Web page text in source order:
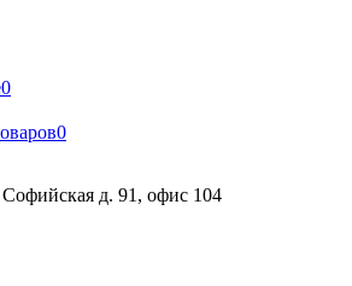
0
0
Софийская д. 91, офис 104